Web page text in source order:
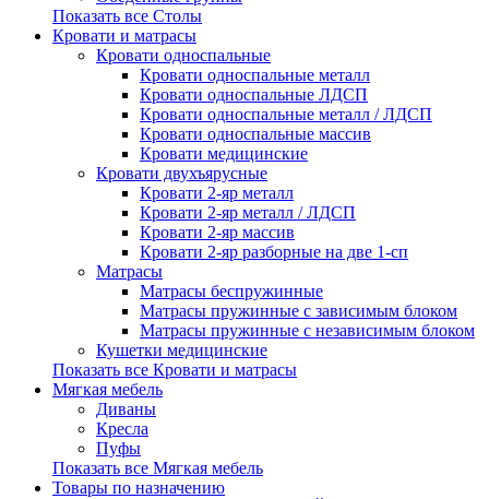
Показать все Столы
Кровати и матрасы
Кровати односпальные
Кровати односпальные металл
Кровати односпальные ЛДСП
Кровати односпальные металл / ЛДСП
Кровати односпальные массив
Кровати медицинские
Кровати двухъярусные
Кровати 2-яр металл
Кровати 2-яр металл / ЛДСП
Кровати 2-яр массив
Кровати 2-яр разборные на две 1-сп
Матрасы
Матрасы беспружинные
Матрасы пружинные с зависимым блоком
Матрасы пружинные с независимым блоком
Кушетки медицинские
Показать все Кровати и матрасы
Мягкая мебель
Диваны
Кресла
Пуфы
Показать все Мягкая мебель
Товары по назначению